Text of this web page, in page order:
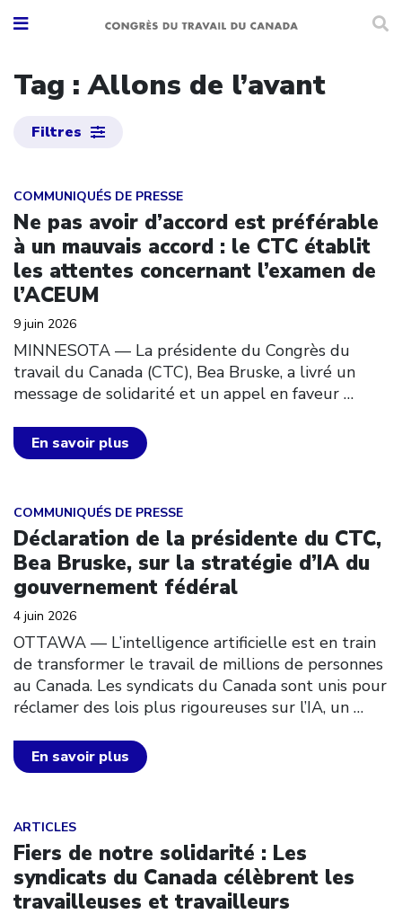
Tag : Allons de l’avant
Filtres
COMMUNIQUÉS DE PRESSE
Ne pas avoir d’accord est préférable
à un mauvais accord : le CTC établit
les attentes concernant l’examen de
l’ACEUM
9 juin 2026
MINNESOTA — La présidente du Congrès du
travail du Canada (CTC), Bea Bruske, a livré un
message de solidarité et un appel en faveur …
En savoir plus
Click to open the link
COMMUNIQUÉS DE PRESSE
Déclaration de la présidente du CTC,
Bea Bruske, sur la stratégie d’IA du
gouvernement fédéral
4 juin 2026
OTTAWA –– L’intelligence artificielle est en train
de transformer le travail de millions de personnes
au Canada. Les syndicats du Canada sont unis pour
réclamer des lois plus rigoureuses sur l’IA, un …
En savoir plus
Click to open the link
ARTICLES
Fiers de notre solidarité : Les
syndicats du Canada célèbrent les
travailleuses et travailleurs